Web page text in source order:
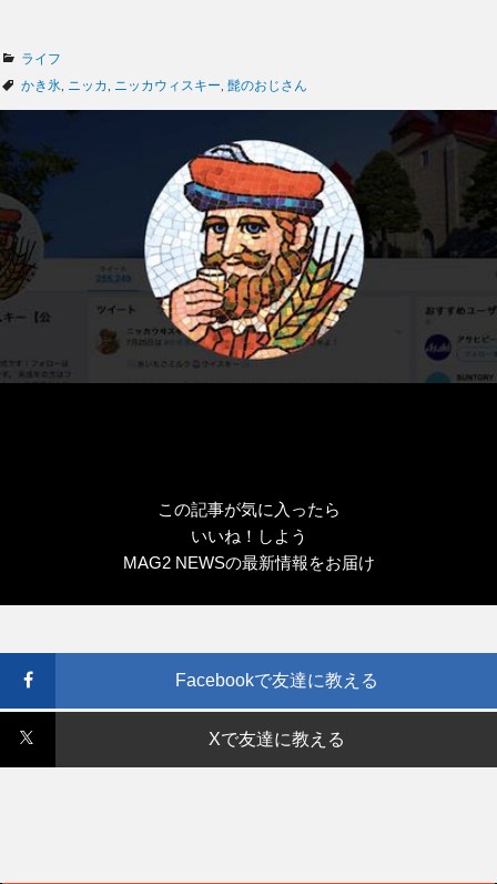
カ
テ
ライフ
タ
かき氷 ニッカ ニッカウィスキー 髭のおじさん
この記事が気に入ったら
いいね！しよう
MAG2 NEWSの最新情報をお届け
Facebookで友達に教える
Xで友達に教える